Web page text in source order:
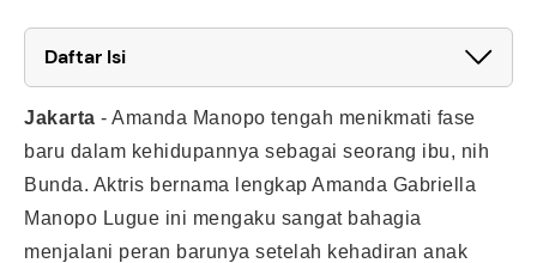
Daftar Isi
Jakarta - Amanda Manopo tengah menikmati fase
baru dalam kehidupannya sebagai seorang ibu, nih
Bunda. Aktris bernama lengkap Amanda Gabriella
Manopo Lugue ini mengaku sangat bahagia
menjalani peran barunya setelah kehadiran anak